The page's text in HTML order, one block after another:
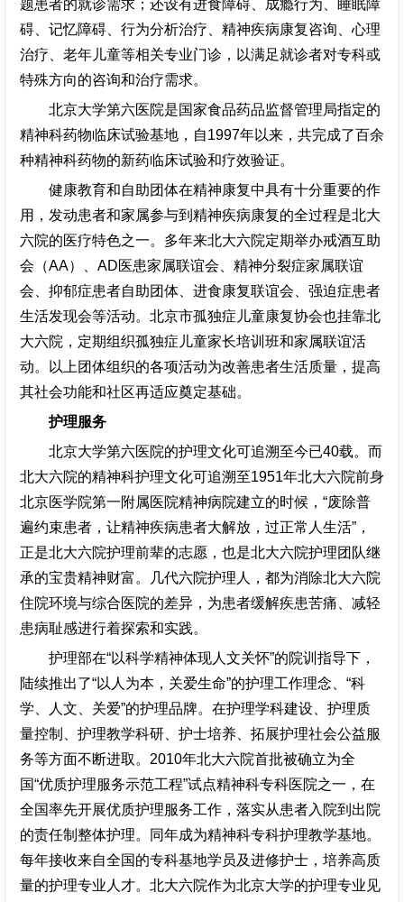
题患者的就诊需求；还设有进食障碍、成瘾行为、睡眠障
碍、记忆障碍、行为分析治疗、精神疾病康复咨询、心理
治疗、老年儿童等相关专业门诊，以满足就诊者对专科或
特殊方向的咨询和治疗需求。
北京大学第六医院是国家食品药品监督管理局指定的
精神科药物临床试验基地，自1997年以来，共完成了百余
种精神科药物的新药临床试验和疗效验证。
健康教育和自助团体在精神康复中具有十分重要的作
用，发动患者和家属参与到精神疾病康复的全过程是北大
六院的医疗特色之一。多年来北大六院定期举办戒酒互助
会（AA）、AD医患家属联谊会、精神分裂症家属联谊
会、抑郁症患者自助团体、进食康复联谊会、强迫症患者
生活发现会等活动。北京市孤独症儿童康复协会也挂靠北
大六院，定期组织孤独症儿童家长培训班和家属联谊活
动。以上团体组织的各项活动为改善患者生活质量，提高
其社会功能和社区再适应奠定基础。
护理服务
北京大学第六医院的护理文化可追溯至今已40载。而
北大六院的精神科护理文化可追溯至1951年北大六院前身
北京医学院第一附属医院精神病院建立的时候，“废除普
遍约束患者，让精神疾病患者大解放，过正常人生活”，
正是北大六院护理前辈的志愿，也是北大六院护理团队继
承的宝贵精神财富。几代六院护理人，都为消除北大六院
住院环境与综合医院的差异，为患者缓解疾患苦痛、减轻
患病耻感进行着探索和实践。
护理部在“以科学精神体现人文关怀”的院训指导下，
陆续推出了“以人为本，关爱生命”的护理工作理念、“科
学、人文、关爱”的护理品牌。在护理学科建设、护理质
量控制、护理教学科研、护士培养、拓展护理社会公益服
务等方面不断进取。2010年北大六院首批被确立为全
国“优质护理服务示范工程”试点精神科专科医院之一，在
全国率先开展优质护理服务工作，落实从患者入院到出院
的责任制整体护理。同年成为精神科专科护理教学基地。
每年接收来自全国的专科基地学员及进修护士，培养高质
量的护理专业人才。北大六院作为北京大学的护理专业见